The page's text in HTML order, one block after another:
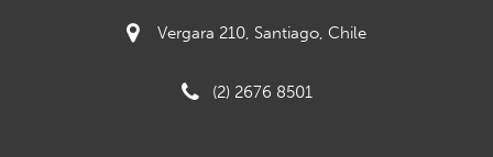
Vergara 210, Santiago, Chile
(2) 2676 8501